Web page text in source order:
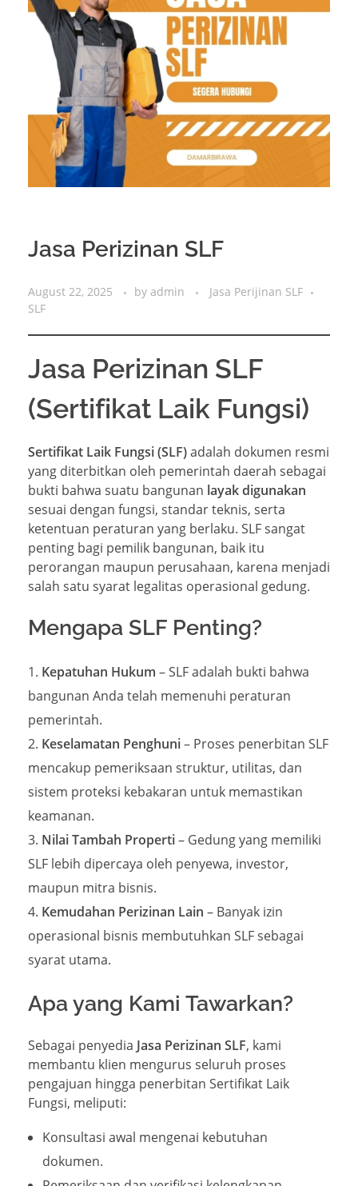
Jasa Perizinan SLF
August 22, 2025 by admin
Jasa Perijinan SLF
SLF
Jasa Perizinan SLF
(Sertifikat Laik Fungsi)
Sertifikat Laik Fungsi (SLF)adalah dokumen resmi
yang diterbitkan oleh pemerintah daerah sebagai
bukti bahwa suatu bangunan layak digunakan
sesuai dengan fungsi, standar teknis, serta
ketentuan peraturan yang berlaku. SLF sangat
penting bagi pemilik bangunan, baik itu
perorangan maupun perusahaan, karena menjadi
salah satu syarat legalitas operasional gedung.
Mengapa SLF Penting?
Kepatuhan Hukum – SLF adalah bukti bahwa
bangunan Anda telah memenuhi peraturan
pemerintah.
Keselamatan Penghuni– Proses penerbitan SLF
mencakup pemeriksaan struktur, utilitas, dan
sistem proteksi kebakaran untuk memastikan
keamanan.
Nilai Tambah Properti– Gedung yang memiliki
SLF lebih dipercaya oleh penyewa, investor,
maupun mitra bisnis.
Kemudahan Perizinan Lain – Banyak izin
operasional bisnis membutuhkan SLF sebagai
syarat utama.
Apa yang Kami Tawarkan?
Sebagai penyedia Jasa Perizinan SLF, kami
membantu klien mengurus seluruh proses
pengajuan hingga penerbitan Sertifikat Laik
Fungsi, meliputi:
Konsultasi awal mengenai kebutuhan
dokumen.